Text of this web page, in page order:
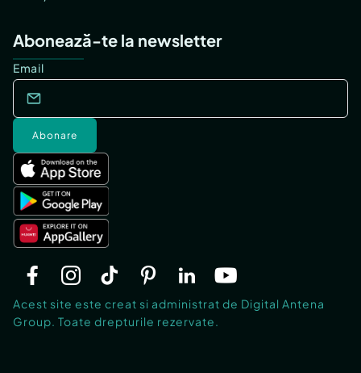
Abonează-te la newsletter
Email
Abonare
Acest site este creat si administrat de Digital Antena
Group. Toate drepturile rezervate.